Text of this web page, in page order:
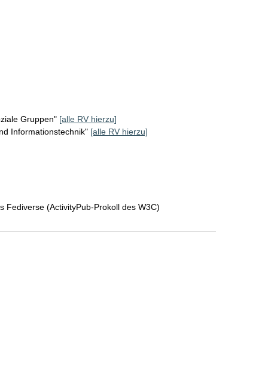
Gruppen" [alle RV hierzu]
Informationstechnik" [alle RV hierzu]
Fediverse (ActivityPub-Prokoll des W3C)